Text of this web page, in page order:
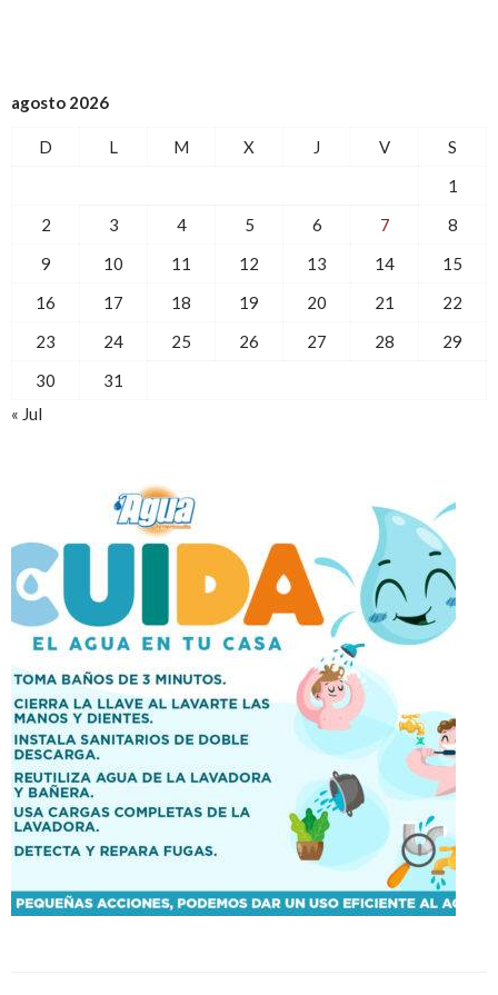
agosto 2026
D L M X J V
S
1
2
3 4 5 6 7
8
9
10 11 12 13 14
15
16
17 18 19 20 21
22
23
24 25 26 27 28
29
30
31
« Jul